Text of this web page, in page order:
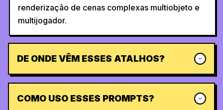
renderização de cenas complexas multiobjeto e
multijogador.
DE ONDE VÊM ESSES ATALHOS?
COMO USO ESSES PROMPTS?